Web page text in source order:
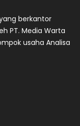
berkantor
PT. Media Warta
usaha Analisa